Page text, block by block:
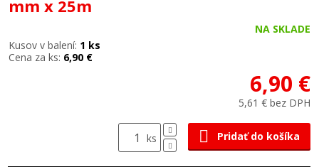
mm x 25m
NA SKLADE
Kusov v balení: 1 ks
Cena za ks: 6,90 €
6,90 €
5,61 € bez DPH
ks Pridať do košíka